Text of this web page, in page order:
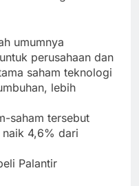
umumnya
perusahaan dan
saham teknologi
lebih
saham tersebut
4,6% dari
Palantir